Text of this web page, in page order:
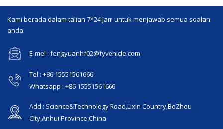
Kami berada dalam talian 7*24 jam untuk menjawab semua soalan
anda
E-mel : fengyuanhf02@fyvehicle.com
Tel : +86 15551561666
Whatsapp : +86 15551561666
Add : Science&Technology Road,Lixin Country,BoZhou
City,Anhui Province,China